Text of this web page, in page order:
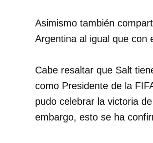
Asimismo también
Argentina al igual que con
Cabe resaltar que Salt
como Presidente de la
pudo celebrar la victoria
embargo, esto se ha